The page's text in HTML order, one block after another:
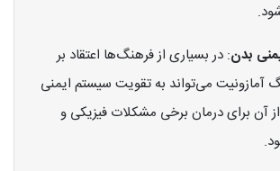
بدن: در بسیاری از فرهنگ‌ها اعتقاد بر
می‌تواند به تقویت سیستم ایمنی
آن برای درمان برخی مشکلات فیزیکی و